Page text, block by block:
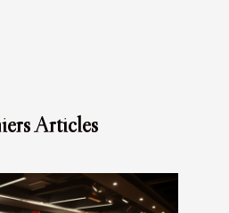
Articles